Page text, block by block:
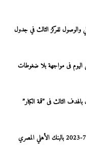
والوصول للمركز الثالث في جدول
اليوم فى مواجهة بلا ضغوطات